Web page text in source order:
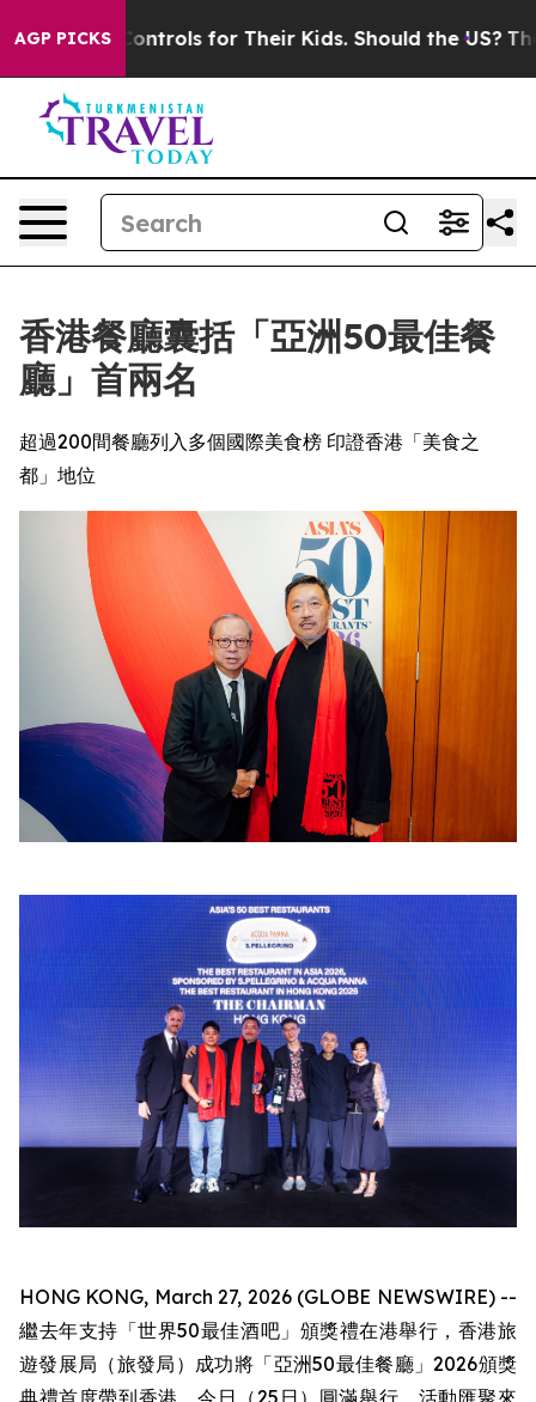
AGP PICKSfor Their Kids. Should the US? The Pentagon
香港餐廳囊括「亞洲50最佳餐
廳」首兩名
超過200間餐廳列入多個國際美食榜 印證香港「美食之
都」地位
HONG KONG, March 27, 2026 (GLOBE NEWSWIRE) --
繼去年支持「世界50最佳酒吧」頒獎禮在港舉行，香港旅
遊發展局（旅發局）成功將「亞洲50最佳餐廳」2026頒獎
典禮首度帶到香港，今日（25日）圓滿舉行。活動匯聚來